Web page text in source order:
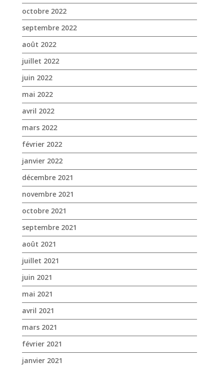
octobre 2022
septembre 2022
août 2022
juillet 2022
juin 2022
mai 2022
avril 2022
mars 2022
février 2022
janvier 2022
décembre 2021
novembre 2021
octobre 2021
septembre 2021
août 2021
juillet 2021
juin 2021
mai 2021
avril 2021
mars 2021
février 2021
janvier 2021